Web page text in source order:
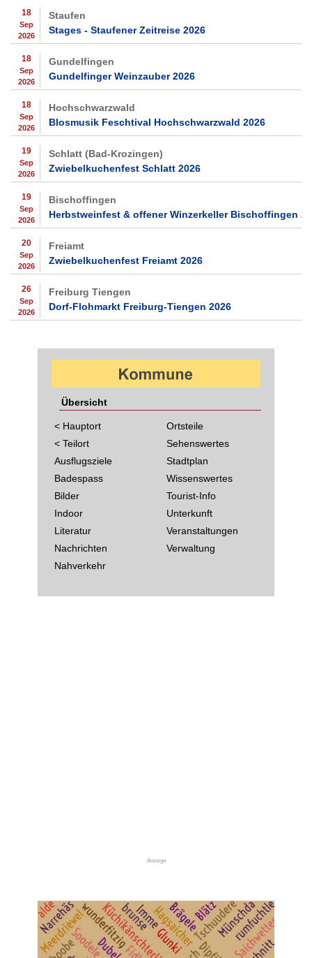
18
Sep
2026
Staufen
Stages - Staufener Zeitreise 2026
18
Sep
2026
Gundelfingen
Gundelfinger Weinzauber 2026
18
Sep
2026
Hochschwarzwald
Blosmusik Feschtival Hochschwarzwald 2026
19
Sep
2026
Schlatt (Bad-Krozingen)
Zwiebelkuchenfest Schlatt 2026
19
Sep
2026
Bischoffingen
Herbstweinfest & offener Winzerkeller Bischoffingen
20
Sep
2026
Freiamt
Zwiebelkuchenfest Freiamt 2026
26
Sep
2026
Freiburg Tiengen
Dorf-Flohmarkt Freiburg-Tiengen 2026
Übersicht
< Hauptort
< Teilort
Ausflugsziele
Badespass
Bilder
Indoor
Literatur
Nachrichten
Nahverkehr
Ortsteile
Sehenswertes
Stadtplan
Wissenswertes
Tourist-Info
Unterkunft
Veranstaltungen
Verwaltung
Anzeige